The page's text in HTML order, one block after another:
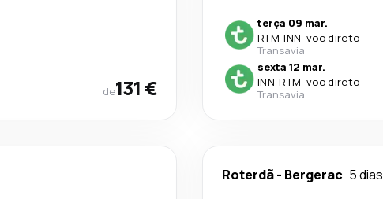
de131 €
terça 09 mar.
RTM-INN· voo direto
Transavia
sexta 12 mar.
INN-RTM· voo direto
Transavia
Roterdã- Bergerac 5 dias